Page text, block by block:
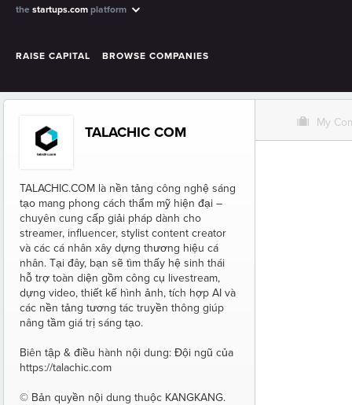
the startups.com platform
RAISE CAPITAL BROWSE COMPANIES
TALACHIC COM
TALACHIC.COM là nền tảng công nghệ sáng
tạo mang phong cách thẩm mỹ hiện đại –
chuyên cung cấp giải pháp dành cho
streamer, influencer, stylist content creator
và các cá nhân xây dựng thương hiệu cá
nhân. Tại đây, bạn sẽ tìm thấy hệ sinh thái
hỗ trợ toàn diện gồm công cụ livestream,
dựng video, thiết kế hình ảnh, tích hợp AI và
các nền tảng tương tác truyền thông giúp
nâng tầm giá trị sáng tạo.
Biên tập & điều hành nội dung: Đội ngũ của
https://talachic.com
© Bản quyền nội dung thuộc KANGKANG.
O My